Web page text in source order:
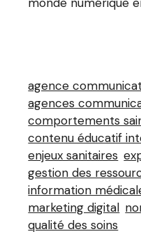
agence
agences
comportements
contenu éducatif
enjeux sanitaires
gestion des
information
marketing digital
qualité des soins